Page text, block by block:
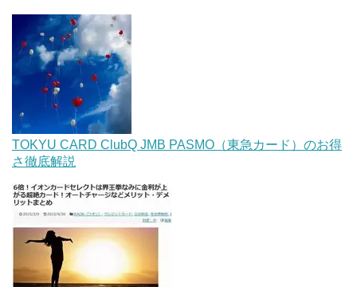
TOKYU CARD ClubQ JMB PASMO（東急カード）のお得
さ徹底解説